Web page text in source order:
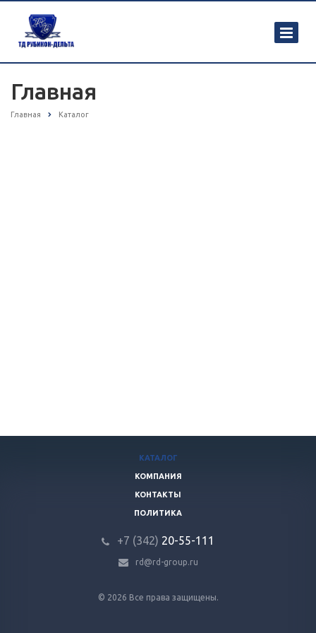
Главная
Главная Каталог
© 2026 Все права защищены.
КАТАЛОГ
КОМПАНИЯ
КОНТАКТЫ
ПОЛИТИКА
+7 (342) 20-55-111
rd@rd-group.ru